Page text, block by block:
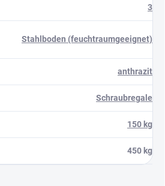
3
Stahlboden (feuchtraumgeeignet)
anthrazit
Schraubregale
150 kg
450 kg